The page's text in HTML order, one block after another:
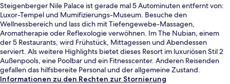
Steigenberger Nile Palace ist gerade mal 5 Autominuten entfernt von:
Luxor-Tempel und Mumifizierungs-Museum. Besuche den
Wellnessbereich und lass dich mit Tiefengewebe-Massagen,
Aromatherapie oder Reflexologie verwöhnen. Im The Nubian, einem
der 5 Restaurants, wird Frühstück, Mittagessen und Abendessen
serviert. Als weitere Highlights bietet dieses Resort im luxuriösen Stil 2
Außenpools, eine Poolbar und ein Fitnesscenter. Anderen Reisenden
gefallen das hilfsbereite Personal und der allgemeine Zustand.
Informationen zu den Rechten zur Stornierung